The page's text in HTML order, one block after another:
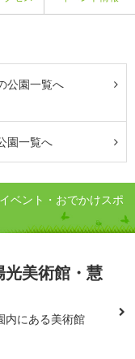
公園一覧へ
園一覧へ
ベント・おでかけスポ
美術館・慧
内にある美術館